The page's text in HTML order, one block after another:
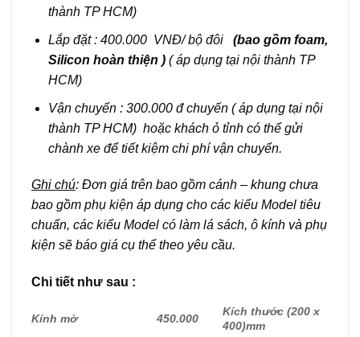
thành TP HCM)
Lắp đặt : 400.000 VNĐ/ bộ đôi
(bao gồm foam,
Silicon hoàn thiện ) ( áp dụng tại nội thành TP
HCM)
Vận chuyển : 300.000 đ chuyến ( áp dụng tại nội
thành TP HCM) hoặc khách ỏ tỉnh có thể gửi
chành xe để tiết kiệm chi phí vận chuyển.
Ghi chú: Đơn giá trên bao gồm cánh – khung chưa
bao gồm phụ kiện áp dụng cho các kiểu Model tiêu
chuẩn, các kiểu Model có làm lá sách, ô kính và phụ
kiện sẽ báo giá cụ thể theo yêu cầu.
Chi tiết như sau :
Kính mờ 450.000
Kích thước (200 x
400)mm